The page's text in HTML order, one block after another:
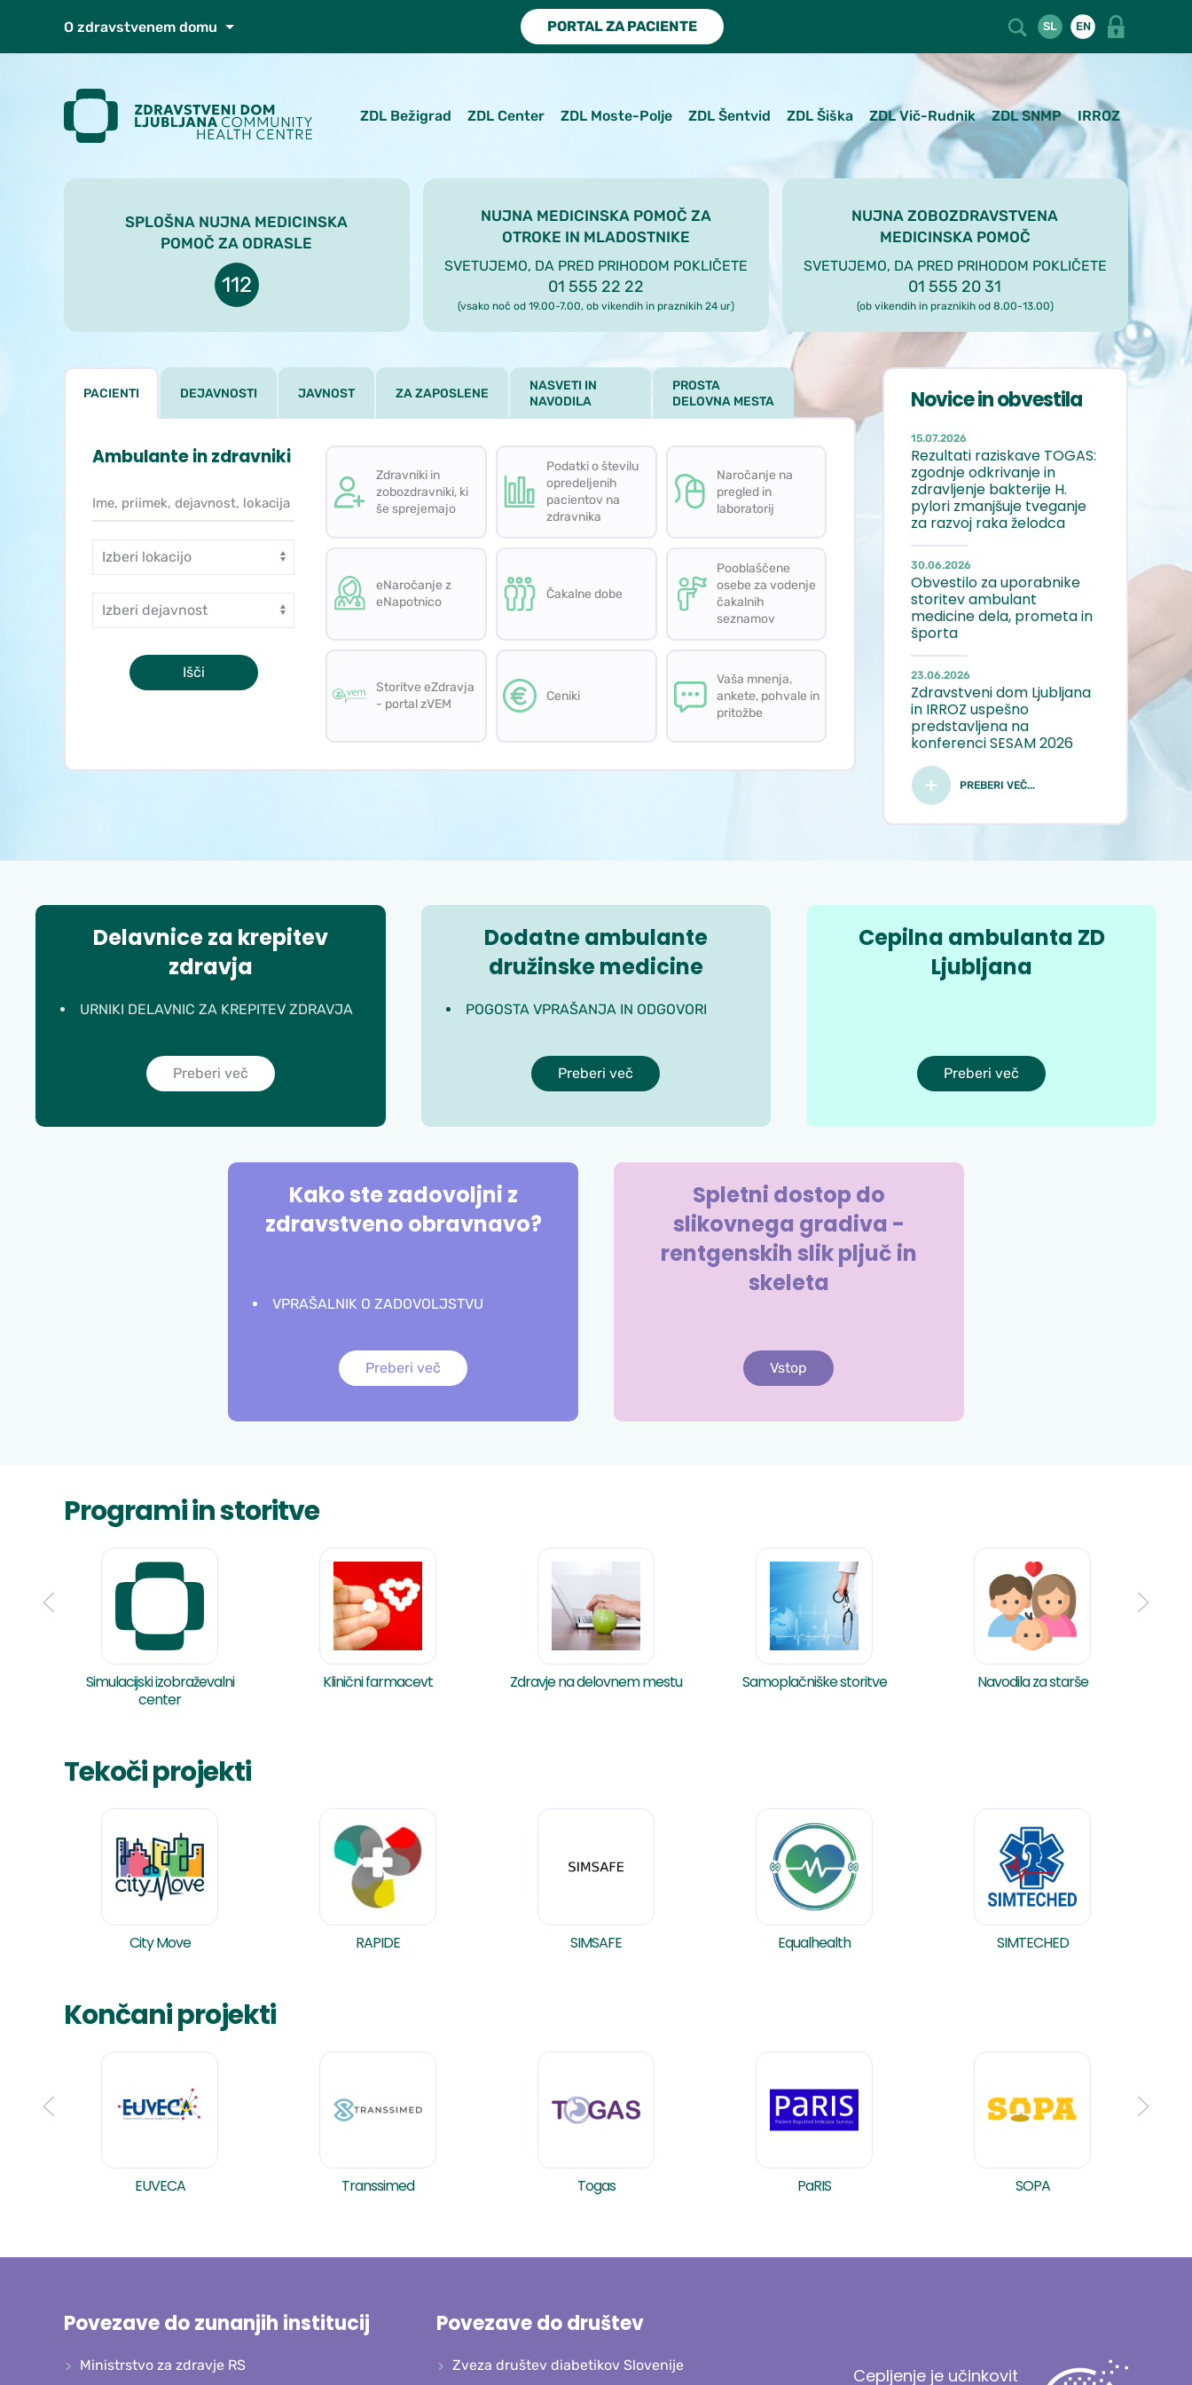
O zdravstvenem domu
PORTAL ZA PACIENTE SL EN
ZDL Bežigrad ZDL Center ZDL Moste-Polje ZDL Šentvid ZDL Šiška ZDL Vič-Rudnik ZDL SNMP IRROZ
SPLOŠNA NUJNA MEDICINSKA
POMOČ ZA ODRASLE
112
NUJNA MEDICINSKA POMOČ ZA
OTROKE IN MLADOSTNIKE
SVETUJEMO, DA PRED PRIHODOM POKLIČETE
01 555 22 22
(vsako noč od 19.00-7.00, ob vikendih in praznikih 24 ur)
NUJNA ZOBOZDRAVSTVENA
MEDICINSKA POMOČ
SVETUJEMO, DA PRED PRIHODOM POKLIČETE
01 555 20 31
(ob vikendih in praznikih od 8.00-13.00)
PACIENTI DEJAVNOSTI JAVNOST ZA ZAPOSLENE
NASVETI IN
NAVODILA
PROSTA
DELOVNA MESTA
Ambulante in zdravniki
Iskanje po ambulantah in zdravnikih
Ime, priimek, dejavnost, lokacija
Enota
Dejavnost
Zdravniki in
zobozdravniki, ki
še sprejemajo
Podatki o številu
opredeljenih
pacientov na
zdravnika
Naročanje na
pregled in
laboratorij
eNaročanje z
eNapotnico
Čakalne dobe
Pooblaščene
osebe za vodenje
čakalnih
seznamov
Pooblaščene osebe za vodenje čakalnih seznamov
Storitve eZdravja
- portal zVEM
Ceniki
Vaša mnenja,
ankete, pohvale in
pritožbe
Novice in obvestila
15.07.2026
Rezultati raziskave TOGAS:
zgodnje odkrivanje in
zdravljenje bakterije H.
pylori zmanjšuje tveganje
za razvoj raka želodca
30.06.2026
Obvestilo za uporabnike
storitev ambulant
medicine dela, prometa in
športa
23.06.2026
Zdravstveni dom Ljubljana
in IRROZ uspešno
predstavljena na
konferenci SESAM 2026
PREBERI VEČ...
Delavnice za krepitev
zdravja
URNIKI DELAVNIC ZA KREPITEV ZDRAVJA
Preberi več
Dodatne ambulante
družinske medicine
POGOSTA VPRAŠANJA IN ODGOVORI
Preberi več
Cepilna ambulanta ZD
Ljubljana
Preberi več
Kako ste zadovoljni z
zdravstveno obravnavo?
VPRAŠALNIK O ZADOVOLJSTVU
Preberi več
Spletni dostop do
slikovnega gradiva -
rentgenskih slik pljuč in
skeleta
Vstop
Programi in storitve
Simulacijski izobraževalni
center
Klinični farmacevt Zdravje na delovnem mestu Samoplačniške storitve Navodila za starše
Tekoči projekti
City Move RAPIDE SIMSAFE Equalhealth SIMTECHED
Končani projekti
EUVECA Transsimed Togas PaRIS SOPA
Povezave do zunanjih institucij
Ministrstvo za zdravje RS
Povezave do društev
Zveza društev diabetikov Slovenije
Cepljenje je učinkovit